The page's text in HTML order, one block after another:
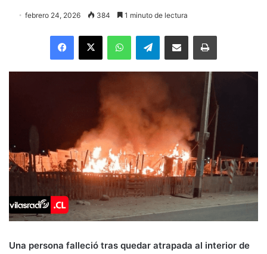
febrero 24, 2026 384 1 minuto de lectura
Facebook
X WhatsAppTelegramEnviar vía email Imprimir
Una persona falleció tras quedar atrapada al interior de